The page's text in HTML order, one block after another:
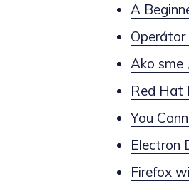
A
Ako sme
Red Hat
You
Electron
Firefox